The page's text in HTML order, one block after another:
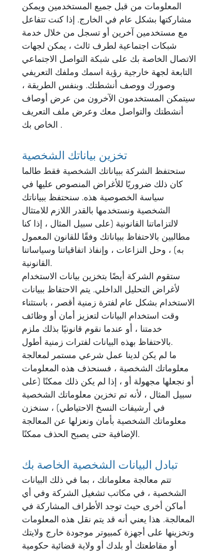
المعلومات من قبل جميع المستخدمين ويمكن
مشاركتها بشكل عام في الخارج. إذا كنت تتفاعل
مع مستخدمين آخرين أو تسجل من خلال خدمة
شبكات اجتماعية لطرف ثالث ، يمكن لجهات
الاتصال الخاصة بك على شبكة التواصل الاجتماعي
التابعة لجهة خارجية رؤية اسمك وملفك التعريفي
وصورك ووصف أنشطتك. وبنفس الطريقة ،
سيتمكن المستخدمون الآخرون من عرض أوصاف
أنشطتك والتواصل معك وعرض ملف التعريف
الخاص بك .
تخزين بياناتك الشخصية
ستحتفظ الشركة ببياناتك الشخصية فقط طالما
كان ذلك ضروريًا للأغراض المنصوص عليها في
سياسة الخصوصية هذه. سنحتفظ ببياناتك
الشخصية ونستخدمها بالقدر اللازم للامتثال
لالتزاماتنا القانونية (على سبيل المثال ، إذا كنا
مطالبين بالاحتفاظ ببياناتك وفقًا للقانون المعمول
به) ، وحل النزاعات ، وإنفاذ اتفاقياتنا وسياساتنا
القانونية.
ستقوم الشركة أيضًا بتخزين بيانات الاستخدام
لأغراض التحليل الداخلي. يتم الاحتفاظ ببيانات
الاستخدام بشكل عام لفترة زمنية أقصر ، باستثناء
وقت استخدام البيانات لتعزيز أمان أو وظائف
خدمتنا ، أو عندما نقوم قانونيًا بذلك ملزم
بالاحتفاظ بهذه البيانات لفترات زمنية أطول.
ما لم يكن لدينا عمل شرعي مستمر لمعالجة
معلوماتك الشخصية ، فسنحذف هذه المعلومات
أو نجعلها مجهولة أو ، إذا لم يكن ذلك ممكنًا (على
سبيل المثال ، لأنه تم تخزين معلوماتك الشخصية
في أرشيفات النسخ الاحتياطي) ، سنخزن
معلوماتك الشخصية بأمان ونعزلها عن المعالجة
الإضافية حتى يصبح الحذف ممكنًا.
تبادل البيانات الشخصية الخاصة بك
تتم معالجة معلوماتك ، بما في ذلك البيانات
الشخصية ، في مكاتب تشغيل الشركة وفي أي
أماكن أخرى حيث توجد الأطراف المشاركة في
المعالجة. هذا يعني أنه قد يتم نقل هذه المعلومات
وتخزينها على أجهزة كمبيوتر موجودة خارج ولايتك
أو مقاطعتك أو بلدك أو ولاية قضائية حكومية